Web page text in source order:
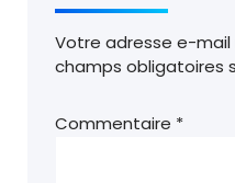
Votre adresse e-mail
champs obligatoires
Commentaire *